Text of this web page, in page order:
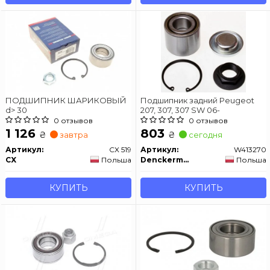
ПОДШИПНИК ШАРИКОВЫЙ
d> 30
0 отзывов
1 126 ₴ завтра
Артикул:
CX 519
CX
Польша
КУПИТЬ
Подшипник задний Peugeot
207, 307, 307 SW 06-
0 отзывов
803 ₴ сегодня
Артикул:
W413270
Denckermann
Польша
КУПИТЬ